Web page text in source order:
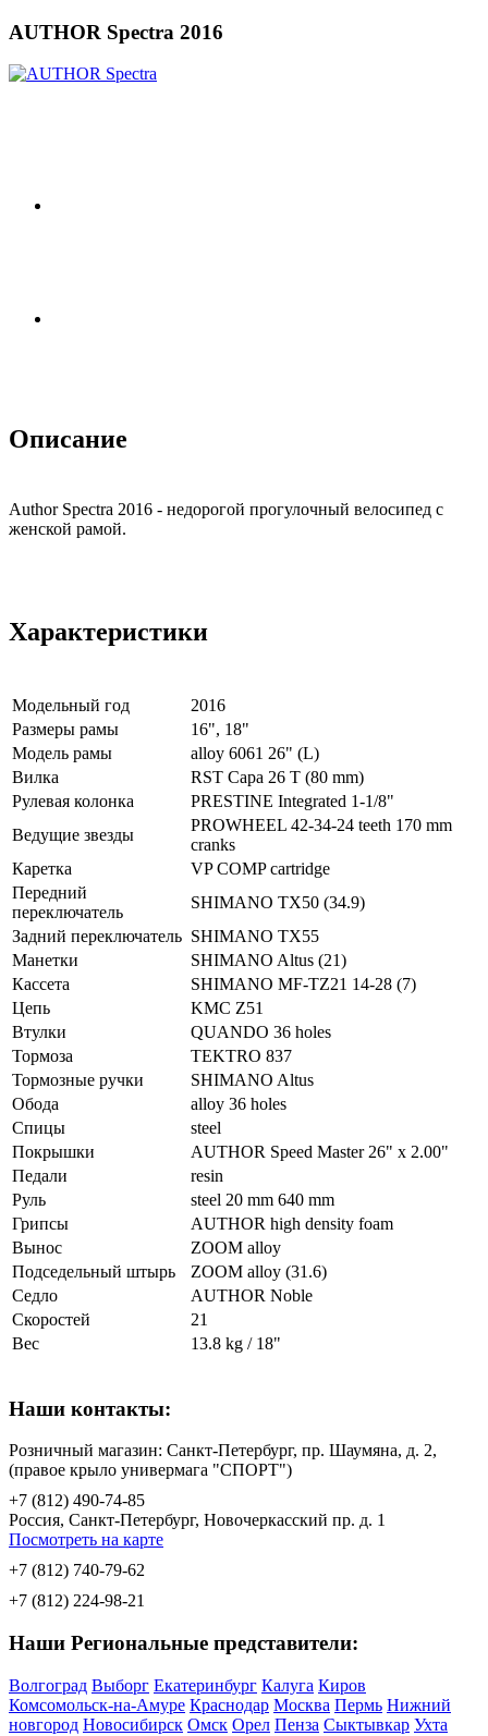
AUTHOR Spectra 2016
Описание
Author Spectra 2016 - недорогой прогулочный велосипед с
женской рамой.
Характеристики
Модельный год
2016
Размеры рамы
16", 18"
Модель рамы
alloy 6061 26" (L)
Вилка
RST Capa 26 T (80 mm)
Рулевая колонка
PRESTINE Integrated 1-1/8"
Ведущие звезды
PROWHEEL 42-34-24 teeth 170 mm
cranks
Каретка
VP COMP cartridge
Передний
переключатель
SHIMANO TX50 (34.9)
Задний переключатель SHIMANO TX55
Манетки
SHIMANO Altus (21)
Кассета
SHIMANO MF-TZ21 14-28 (7)
Цепь
KMC Z51
Втулки
QUANDO 36 holes
Тормоза
TEKTRO 837
Тормозные ручки
SHIMANO Altus
Обода
alloy 36 holes
Спицы
steel
Покрышки
AUTHOR Speed Master 26" x 2.00"
Педали
resin
Руль
steel 20 mm 640 mm
Грипсы
AUTHOR high density foam
Вынос
ZOOM alloy
Подседельный штырь
ZOOM alloy (31.6)
Седло
AUTHOR Noble
Скоростей
21
Вес
13.8 kg / 18"
Наши контакты:
Розничный магазин: Санкт-Петербург, пр. Шаумяна, д. 2,
(правое крыло универмага "СПОРТ")
+7 (812) 490-74-85
Россия, Санкт-Петербург, Новочеркасский пр. д. 1
Посмотреть на карте
+7 (812) 740-79-62
+7 (812) 224-98-21
Наши Региональные представители:
Волгоград Выборг Екатеринбург Калуга Киров
Комсомольск-на-Амуре Краснодар Москва Пермь Нижний
новгород Новосибирск Омск Орел Пенза Сыктывкар Ухта